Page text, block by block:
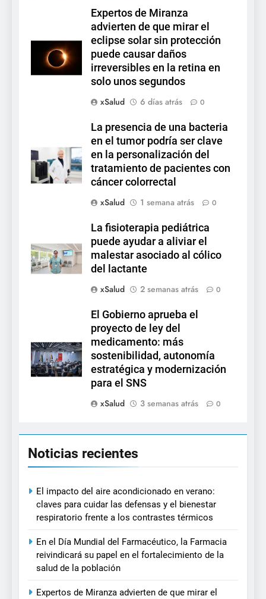
Expertos de Miranza
advierten de que mirar el
eclipse solar sin protección
puede causar daños
irreversibles en la retina en
solo unos segundos
xSalud
6 días atrás 0
La presencia de una bacteria
en el tumor podría ser clave
en la personalización del
tratamiento de pacientes con
cáncer colorrectal
xSalud
1 semana atrás 0
La fisioterapia pediátrica
puede ayudar a aliviar el
malestar asociado al cólico
del lactante
xSalud
2 semanas atrás 0
El Gobierno aprueba el
proyecto de ley del
medicamento: más
sostenibilidad, autonomía
estratégica y modernización
para el SNS
xSalud
3 semanas atrás 0
Noticias recientes
El impacto del aire acondicionado en verano:
claves para cuidar las defensas y el bienestar
respiratorio frente a los contrastes térmicos
En el Día Mundial del Farmacéutico, la Farmacia
reivindicará su papel en el fortalecimiento de la
salud de la población
Expertos de Miranza advierten de que mirar el